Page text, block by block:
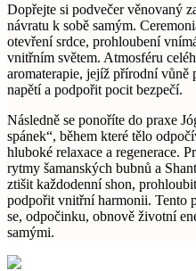
Dopřejte si podvečer věnovaný
návratu k sobě samým.
otevření srdce, prohloubení
vnitřním světem. Atmosféru
aromaterapie, jejíž přírodní
napětí a podpořit pocit bezpečí.
Následně se ponoříte do praxe
spánek“, během které tělo
hluboké relaxace a regenerace.
rytmy šamanských bubnů a
ztišit každodenní shon,
podpořit vnitřní harmonii. Tento
se, odpočinku, obnově životní
samými.